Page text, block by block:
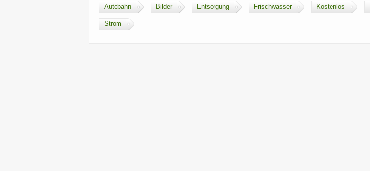
Autobahn Bilder Entsorgung Frischwasser Kostenlos
Strom